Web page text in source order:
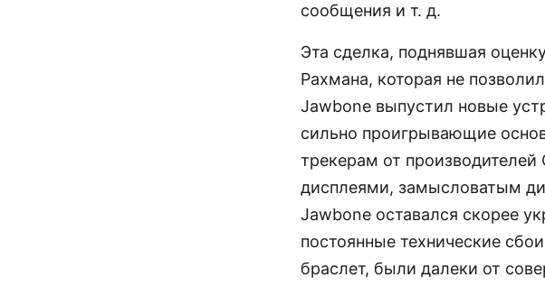
сообщения и т. д.
Эта сделка, поднявшая
Рахмана, которая не
Jawbone выпустил новые
сильно проигрывающие
трекерам от производителей
дисплеями, замысловатым
Jawbone оставался скорее
постоянные технические
браслет, были далеки от